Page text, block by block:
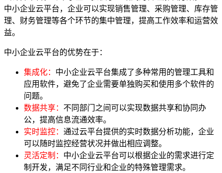
中小企业云平台，企业可以实现销售管理、采购管理、库存管
理、财务管理等各个环节的集中管理，提高工作效率和运营效
益。
中小企业云平台的优势在于：
集成化： 中小企业云平台集成了多种常用的管理工具和
应用软件，避免了企业需要单独购买和使用多个软件的
问题。
数据共享： 不同部门之间可以实现数据共享和协同办
公，提高信息流通效率。
实时监控： 通过云平台提供的实时数据分析功能，企业
可以随时监控经营状况并做出相应调整。
灵活定制： 中小企业云平台可以根据企业的需求进行定
制开发，满足不同行业和企业的特殊管理需求。